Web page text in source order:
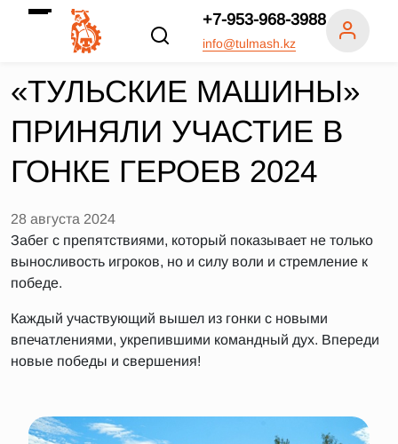
+7-953-968-3988
info@tulmash.kz
«ТУЛЬСКИЕ МАШИНЫ»
ПРИНЯЛИ УЧАСТИЕ В
ГОНКЕ ГЕРОЕВ 2024
28 августа 2024
Забег с препятствиями, который показывает не только
выносливость игроков, но и силу воли и стремление к
победе.
Каждый участвующий вышел из гонки с новыми
впечатлениями, укрепившими командный дух. Впереди
новые победы и свершения!